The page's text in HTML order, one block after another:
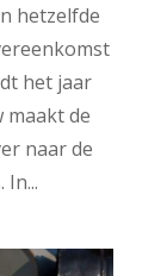
hetzelfde
het jaar
maakt de
naar de